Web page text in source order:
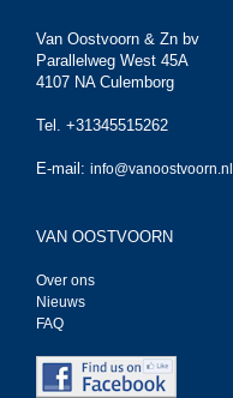
Van Oostvoorn & Zn bv
Parallelweg West 45A
4107 NA Culemborg
Tel. +31345515262
E-mail: info@vanoostvoorn.nl
VAN OOSTVOORN
Over ons
Nieuws
FAQ